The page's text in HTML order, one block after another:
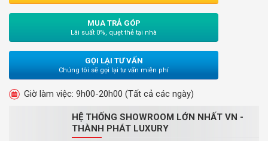
MUA TRẢ GÓP
Lãi suất 0%, quẹt thẻ tại nhà
GỌI LẠI TƯ VẤN
Chúng tôi sẽ gọi lại tư vấn miễn phí
Giờ làm việc: 9h00-20h00 (Tất cả các ngày)
HỆ THỐNG SHOWROOM LỚN NHẤT VN -
THÀNH PHÁT LUXURY